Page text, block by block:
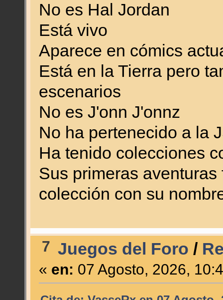
No es Hal Jordan
Está vivo
Aparece en cómics
Está en la Tierra pero
escenarios
No es J'onn J'onnz
No ha pertenecido a la
Ha tenido colecciones
Sus primeras
colección con su
7 Juegos del Foro /
« en: 07 Agosto, 2026,